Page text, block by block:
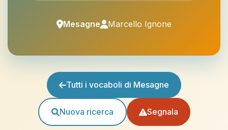
Mesagne Marcello Ignone
Tutti i vocaboli di Mesagne
Nuova ricerca Segnala